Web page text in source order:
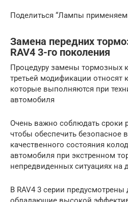
Поделиться “Лампы
Замена передних
RAV4 3-го поколения
Процедуру замены тормозных
третьей модификации относят
которые выполняются при
автомобиля
Очень важно соблюдать сроки
чтобы обеспечить безопасное
качественного состояния
автомобиля при экстренном
непредвиденных ситуациях на
В RAV4 3 серии